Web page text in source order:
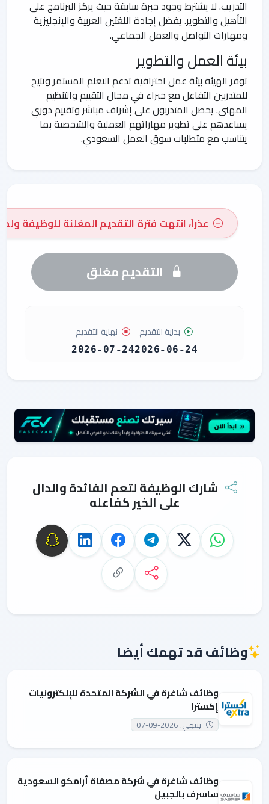
التدريب. لا يشترط وجود خبرة سابقة حيث يركز البرنامج على
التأهيل والتطوير. يفضل إجادة اللغتين العربية والإنجليزية
ومهارات التواصل والعمل الجماعي.
بيئة العمل والتطوير
توفر الهيئة بيئة عمل احترافية تدعم التعلم المستمر وتتيح
للمتدربين التفاعل مع خبراء في مجال التقييم والتنظيم
المهني. يحصل المتدربون على إشراف مباشر وتقييم دوري
يساعدهم على تطوير مهاراتهم العملية والشخصية بما
يتناسب مع متطلبات سوق العمل السعودي.
عذراً، انتهت فترة التقديم المعُلنة للوظيفة
التقديم مغلق
بداية التقديم
2026-06-24
نهاية التقديم
2026-07-24
شارك الوظيفة لتعم الفائدة والدال
على الخير كفاعله
وظائف قد تهمك أيضاً
وظائف شاغرة في الشركة المتحدة للإلكترونيات
إكسترا
ينتهي: 2026-09-07
وظائف شاغرة في شركة مصفاة أرامكو السعودية
ساسرف بالجبيل